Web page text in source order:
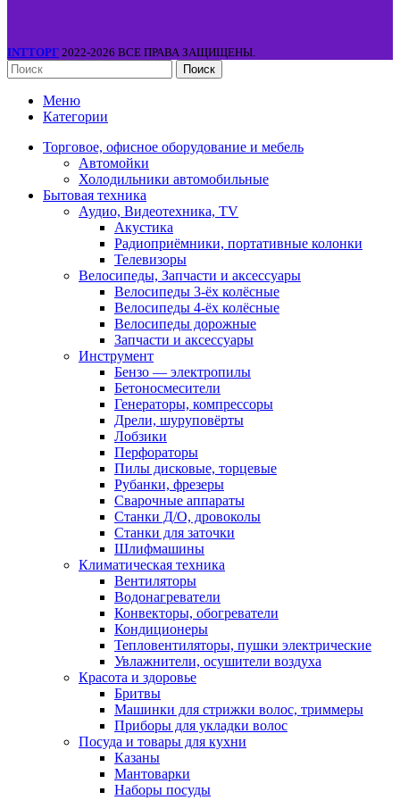
INTТОРГ 2022-2026 ВСЕ ПРАВА ЗАЩИЩЕНЫ.
Поиск
Меню
Категории
Торговое, офисное оборудование и мебель
Автомойки
Холодильники автомобильные
Бытовая техника
Аудио, Видеотехника, TV
Акустика
Радиоприёмники, портативные колонки
Телевизоры
Велосипеды, Запчасти и аксессуары
Велосипеды 3-ёх колёсные
Велосипеды 4-ёх колёсные
Велосипеды дорожные
Запчасти и аксессуары
Инструмент
Бензо — электропилы
Бетоносмесители
Генераторы, компрессоры
Дрели, шуруповёрты
Лобзики
Перфораторы
Пилы дисковые, торцевые
Рубанки, фрезеры
Сварочные аппараты
Станки Д/О, дровоколы
Станки для заточки
Шлифмашины
Климатическая техника
Вентиляторы
Водонагреватели
Конвекторы, обогреватели
Кондиционеры
Тепловентиляторы, пушки электрические
Увлажнители, осушители воздуха
Красота и здоровье
Бритвы
Машинки для стрижки волос, триммеры
Приборы для укладки волос
Посуда и товары для кухни
Казаны
Мантоварки
Наборы посуды